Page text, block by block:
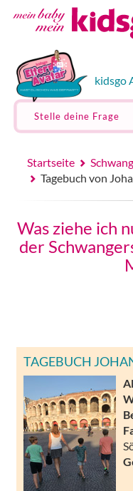
kidsgo
Stelle deine Frage
Startseite
Tagebuch von
Was ziehe ich
der
TAGEBUCH